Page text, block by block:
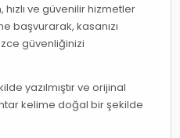
hızlı ve güvenilir hizmetler
başvurarak, kasanızı
güvenliğinizi
yazılmıştır ve orijinal
kelime doğal bir şekilde